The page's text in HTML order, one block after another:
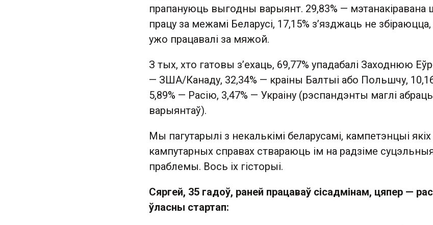
прапануюць выгодны варыянт. 29,83% — мэтанакіравана
працу за межамі Беларусі, 17,15% з’язджаць не збіраюцца,
ужо працавалі за мяжой.
З тых, хто гатовы з’ехаць, 69,77% упадабалі Заходнюю
— ЗША/Канаду, 32,34% — краіны Балтыі або Польшчу,
5,89% — Расію, 3,47% — Украіну (рэспандэнты маглі
варыянтаў).
Мы пагутарылі з некалькімі беларусамі, кампетэнцыі якіх
кампутарных справах ствараюць ім на радзіме
праблемы. Вось іх гісторыі.
Сяргей, 35 гадоў, раней працаваў сісадмінам, цяпер —
ўласны стартап: